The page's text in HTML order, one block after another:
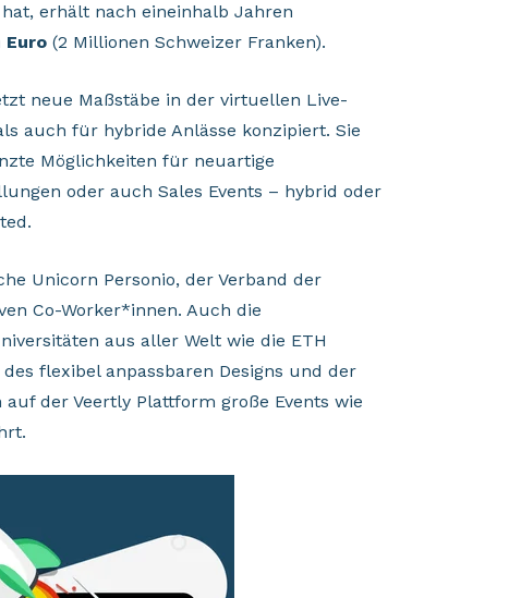
erhält nach eineinhalb Jahren
Euro(2 Millionen Schweizer Franken).
neue Maßstäbe in der virtuellen Live-
auch für hybride Anlässe konzipiert. Sie
Möglichkeiten für neuartige
oder auch Sales Events – hybrid oder
Unicorn Personio, der Verband der
Co-Worker*innen. Auch die
aus aller Welt wie die ETH
flexibel anpassbaren Designs und der
der Veertly Plattform große Events wie